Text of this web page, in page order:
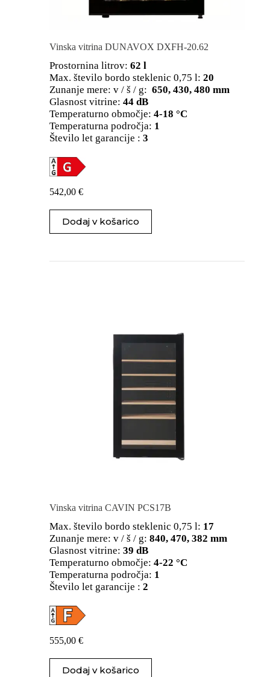
Vinska vitrina DUNAVOX DXFH-20.62
Prostornina litrov: 62 l
Max. število bordo steklenic 0,75 l: 20
Zunanje mere: v / š / g: 650, 430, 480 mm
Glasnost vitrine: 44 dB
Temperaturno območje: 4-18 °C
Temperaturna področja: 1
Število let garancije : 3
542,00 €
Dodaj v košarico
Vinska vitrina CAVIN PCS17B
Max. število bordo steklenic 0,75 l: 17
Zunanje mere: v / š / g: 840, 470, 382 mm
Glasnost vitrine: 39 dB
Temperaturno območje: 4-22 °C
Temperaturna področja: 1
Število let garancije : 2
555,00 €
Dodaj v košarico